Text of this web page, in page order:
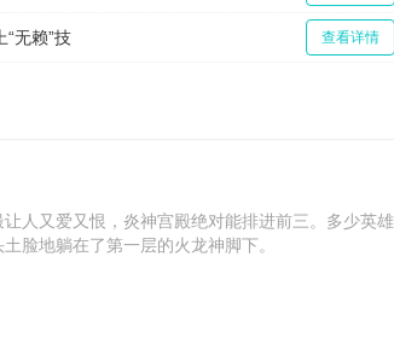
查看详情
“无赖”技
人又爱又恨，炎神宫殿绝对能排进前三。多少英雄
脸地躺在了第一层的火龙神脚下。